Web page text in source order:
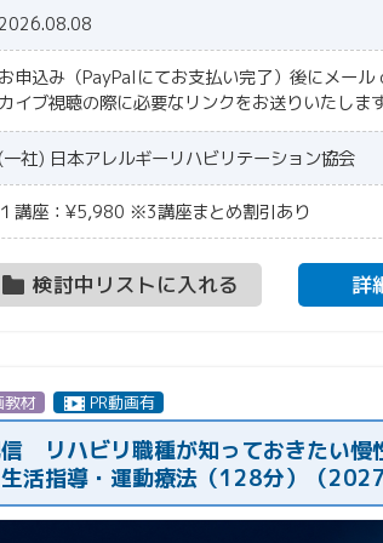
2026.08.08
お申込み（PayPalにてお支払い完了）後にメー
カイブ視聴の際に必要なリンクをお送りいたします
(一社) 日本アレルギーリハビリテーション協会
１講座：¥5,980 ※3講座まとめ割引あり
検討中リストに入れる 詳
教材 PR動画有
リハビリ職種が知っておきたい慢
活指導・運動療法（128分）（